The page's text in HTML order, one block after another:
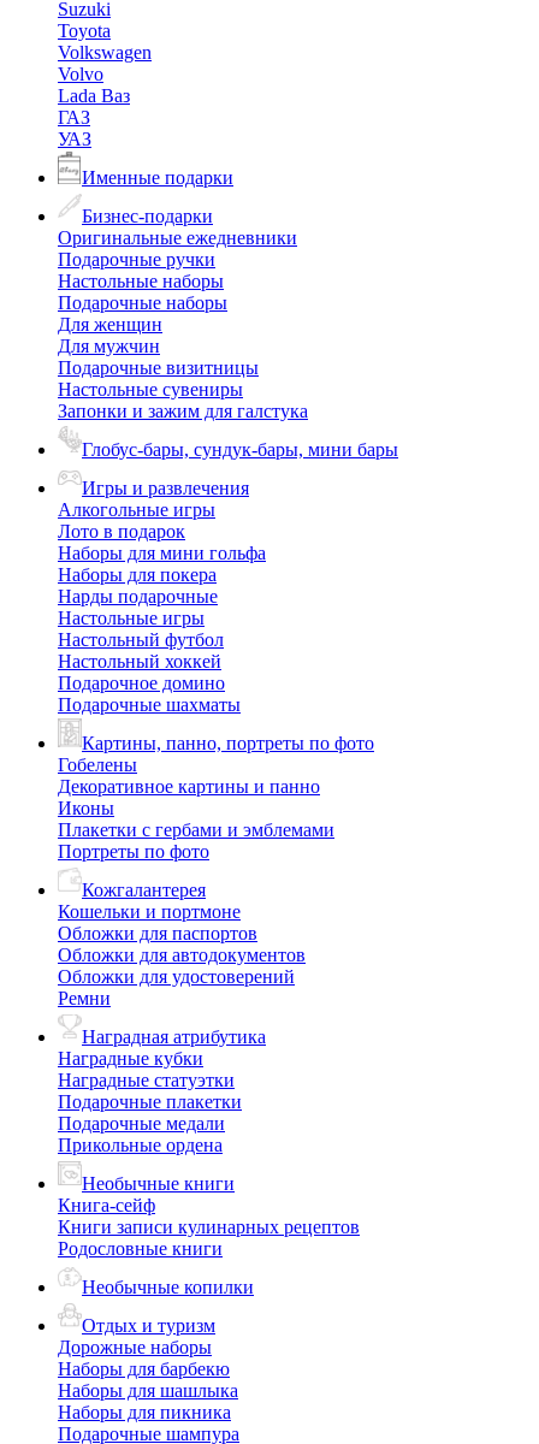
Suzuki
Toyota
Volkswagen
Volvo
Lada Ваз
ГАЗ
УАЗ
Именные подарки
Бизнес-подарки
Оригинальные ежедневники
Подарочные ручки
Настольные наборы
Подарочные наборы
Для женщин
Для мужчин
Подарочные визитницы
Настольные сувениры
Запонки и зажим для галстука
Глобус-бары, сундук-бары, мини бары
Игры и развлечения
Алкогольные игры
Лото в подарок
Наборы для мини гольфа
Наборы для покера
Нарды подарочные
Настольные игры
Настольный футбол
Настольный хоккей
Подарочное домино
Подарочные шахматы
Картины, панно, портреты по фото
Гобелены
Декоративное картины и панно
Иконы
Плакетки с гербами и эмблемами
Портреты по фото
Кожгалантерея
Кошельки и портмоне
Обложки для паспортов
Обложки для автодокументов
Обложки для удостоверений
Ремни
Наградная атрибутика
Наградные кубки
Наградные статуэтки
Подарочные плакетки
Подарочные медали
Прикольные ордена
Необычные книги
Книга-сейф
Книги записи кулинарных рецептов
Родословные книги
Необычные копилки
Отдых и туризм
Дорожные наборы
Наборы для барбекю
Наборы для шашлыка
Наборы для пикника
Подарочные шампура